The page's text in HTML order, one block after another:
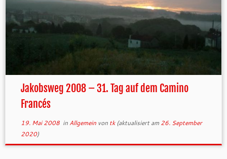
Jakobsweg 2008 – 31. Tag auf dem Camino
Francés
19. Mai 2008in Allgemein von tk(aktualisiert am 26. September
2020)